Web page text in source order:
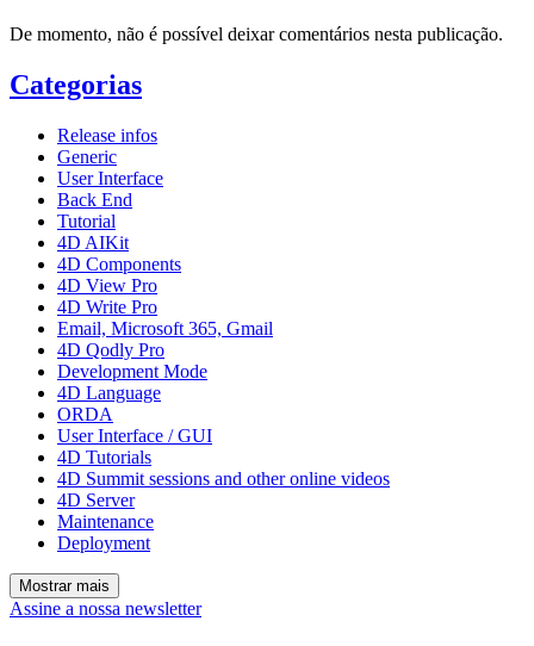
De momento, não é possível deixar comentários nesta publicação.
Categorias
Release infos
Generic
User Interface
Back End
Tutorial
4D AIKit
4D Components
4D View Pro
4D Write Pro
Email, Microsoft 365, Gmail
4D Qodly Pro
Development Mode
4D Language
ORDA
User Interface / GUI
4D Tutorials
4D Summit sessions and other online videos
4D Server
Maintenance
Deployment
Mostrar mais
Assine a nossa newsletter